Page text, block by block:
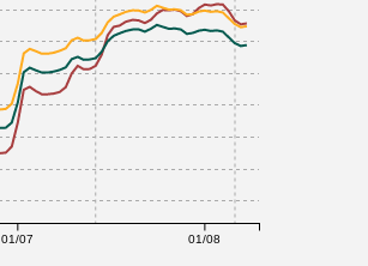
01/07 01/08